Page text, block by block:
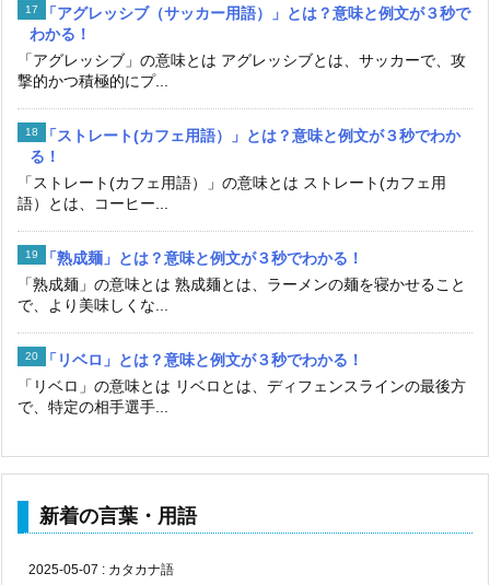
「アグレッシブ（サッカー用語）」とは？意味と例文が３秒で
わかる！
「アグレッシブ」の意味とは アグレッシブとは、サッカーで、攻
撃的かつ積極的にプ...
「ストレート(カフェ用語）」とは？意味と例文が３秒でわか
る！
「ストレート(カフェ用語）」の意味とは ストレート(カフェ用
語）とは、コーヒー...
「熟成麺」とは？意味と例文が３秒でわかる！
「熟成麺」の意味とは 熟成麺とは、ラーメンの麺を寝かせること
で、より美味しくな...
「リベロ」とは？意味と例文が３秒でわかる！
「リベロ」の意味とは リベロとは、ディフェンスラインの最後方
で、特定の相手選手...
新着の言葉・用語
2025-05-07 : カタカナ語